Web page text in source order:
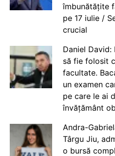
îmbunătățite
pe 17 iulie /
crucial
Daniel David:
să fie folosit
facultate.
un examen
pe care le ai
învățământ
Andra-
Târgu Jiu,
o bursă